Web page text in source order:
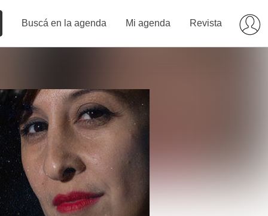
Buscá en la agenda Mi agenda Revista